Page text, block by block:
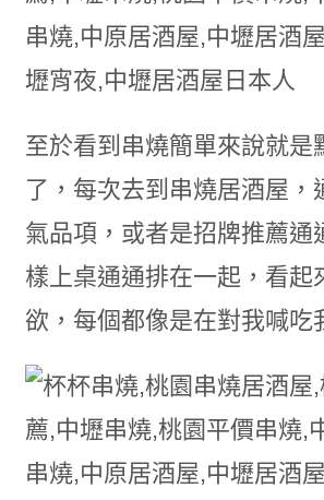
至於看到串燒簡單來說就是
了，每次去到串燒居酒屋，
氣品項，或者是招牌推薦通
樣上桌通通排在一起，看起
欲，每個都像是在對我喊吃